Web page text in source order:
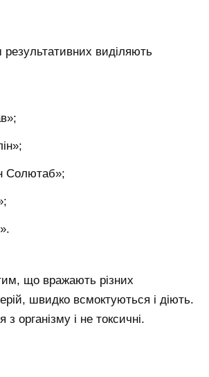
виділяють
Солютаб»;
що вражають різних
швидко всмоктуються і діють.
організму і не токсичні.